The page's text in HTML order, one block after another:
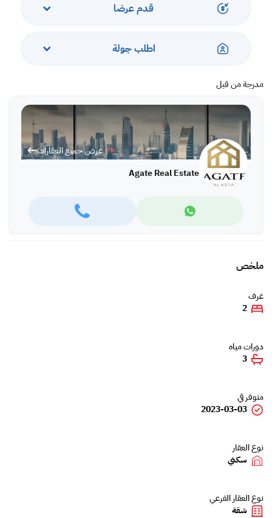
قدم عرضا
اطلب جولة
مدرجة من قبل
عرض جميع العقارات
Agate Real Estate
ملخص
غرف
2
دورات مياه
3
متوفر في
2023-03-03
نوع العقار
سكني
نوع العقار الفرعي
شقة